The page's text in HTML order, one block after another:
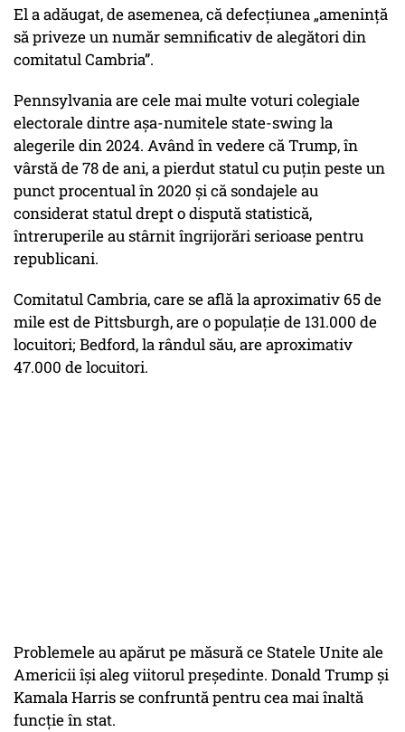
El a adăugat, de asemenea, că defecțiunea „amenință
să priveze un număr semnificativ de alegători din
comitatul Cambria”.
Pennsylvania are cele mai multe voturi colegiale
electorale dintre așa-numitele state-swing la
alegerile din 2024. Având în vedere că Trump, în
vârstă de 78 de ani, a pierdut statul cu puțin peste un
punct procentual în 2020 și că sondajele au
considerat statul drept o dispută statistică,
întreruperile au stârnit îngrijorări serioase pentru
republicani.
Comitatul Cambria, care se află la aproximativ 65 de
mile est de Pittsburgh, are o populație de 131.000 de
locuitori; Bedford, la rândul său, are aproximativ
47.000 de locuitori.
Problemele au apărut pe măsură ce Statele Unite ale
Americii își aleg viitorul președinte. Donald Trump și
Kamala Harris se confruntă pentru cea mai înaltă
funcție în stat.